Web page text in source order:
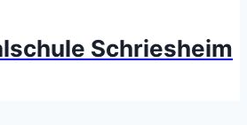
Schriesheim